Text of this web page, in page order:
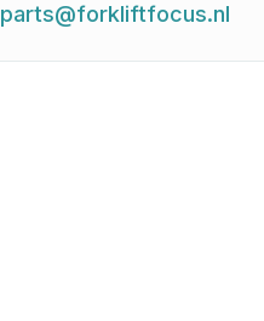
parts@forkliftfocus.nl